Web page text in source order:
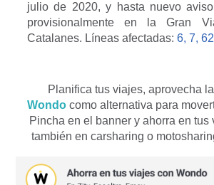
julio de 2020, y hasta nuevo
provisionalmente en la Gran
Catalanes. Líneas afectadas: 6, 7,
Planifica tus viajes, aprovecha
Wondo como alternativa para
Pincha en el banner y ahorra en tus
también en carsharing o